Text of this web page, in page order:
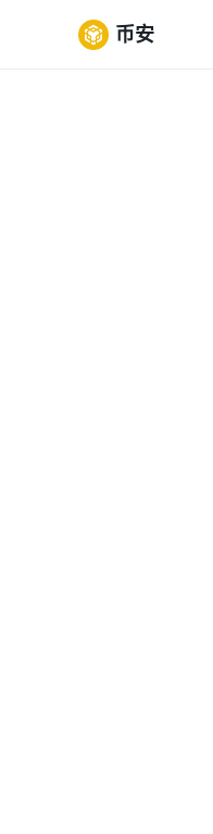
币安